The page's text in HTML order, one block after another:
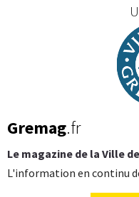
Gremag.fr
Le magazine de la Ville
L'information en continu